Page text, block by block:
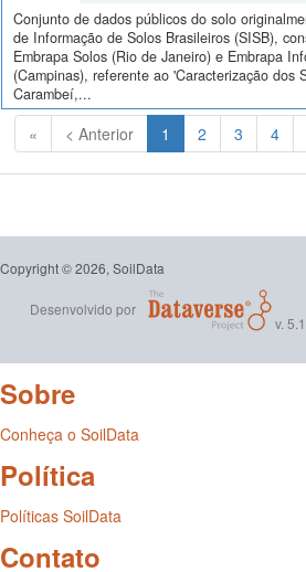
Conjunto de dados públicos do solo
de Informação de Solos Brasileiros (SISB),
Embrapa Solos (Rio de Janeiro) e Embrapa
(Campinas), referente ao 'Caracterização dos
Carambeí,...
« < Anterior 1 (Atual)
2 3 4
Copyright © 2026, SoilData
Desenvolvido por
v.
Sobre
Conheça o SoilData
Política
Políticas SoilData
Contato